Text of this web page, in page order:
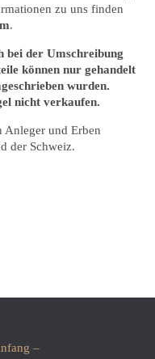
zu uns finden
.
bei der Umschreibung
können nur gehandelt
wurden.
nicht verkaufen.
Anleger und Erben
der Schweiz.
–